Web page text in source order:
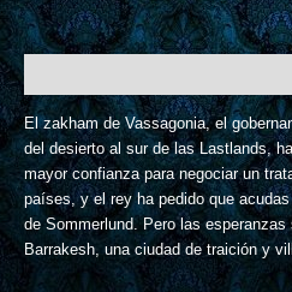
Descripción
El zakham de Vassagonia, el
del desierto al sur de las Lastlands,
mayor confianza para negociar un
países, y el rey ha pedido que
de Sommerlund. Pero las
Barrakesh, una ciudad de traición y